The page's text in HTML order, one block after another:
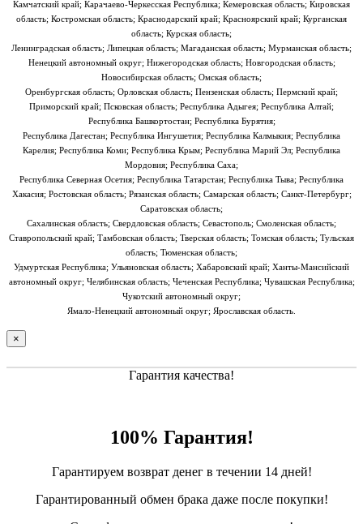
Камчатский край; Карачаево-Черкесская Республика; Кемеровская область; Кировская
область; Костромская область; Краснодарский край; Красноярский край; Курганская
область; Курская область;
Ленинградская область; Липецкая область; Магаданская область; Мурманская область;
Ненецкий автономный округ; Нижегородская область; Новгородская область;
Новосибирская область; Омская область;
Оренбургская область; Орловская область; Пензенская область; Пермский край;
Приморский край; Псковская область; Республика Адыгея; Республика Алтай;
Республика Башкортостан; Республика Бурятия;
Республика Дагестан; Республика Ингушетия; Республика Калмыкия; Республика
Карелия; Республика Коми; Республика Крым; Республика Марий Эл; Республика
Мордовия; Республика Саха;
Республика Северная Осетия; Республика Татарстан; Республика Тыва; Республика
Хакасия; Ростовская область; Рязанская область; Самарская область; Санкт-Петербург;
Саратовская область;
Сахалинская область; Свердловская область; Севастополь; Смоленская область;
Ставропольский край; Тамбовская область; Тверская область; Томская область; Тульская
область; Тюменская область;
Удмуртская Республика; Ульяновская область; Хабаровский край; Ханты-Мансийский
автономный округ; Челябинская область; Чеченская Республика; Чувашская Республика;
Чукотский автономный округ;
Ямало-Ненецкий автономный округ; Ярославская область.
×
Гарантия качества!
100% Гарантия!
Гарантируем возврат денег в течении 14 дней!
Гарантированный обмен брака даже после покупки!